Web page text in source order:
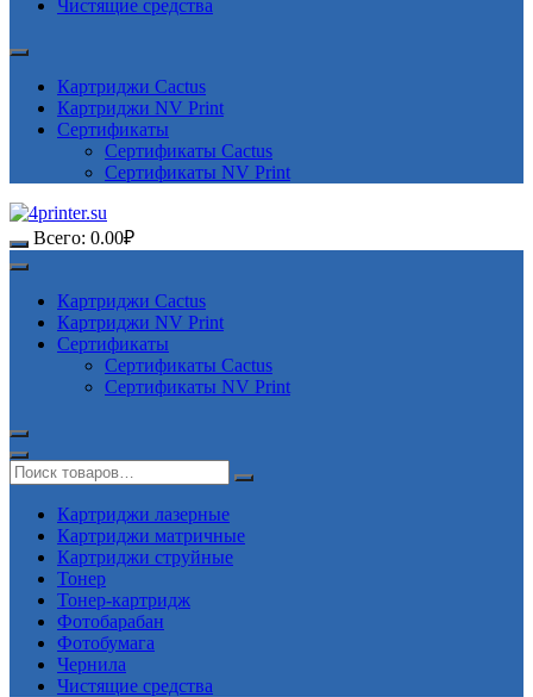
Чистящие средства
Картриджи Cactus
Картриджи NV Print
Сертификаты
Сертификаты Cactus
Сертификаты NV Print
Всего: 0.00₽
Картриджи Cactus
Картриджи NV Print
Сертификаты
Сертификаты Cactus
Сертификаты NV Print
Картриджи лазерные
Картриджи матричные
Картриджи струйные
Тонер
Тонер-картридж
Фотобарабан
Фотобумага
Чернила
Чистящие средства